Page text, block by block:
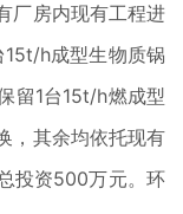
厂房内现有工程进
h成型生物质锅
留1台15t/h燃成型
，其余均依托现有
投资500万元。环